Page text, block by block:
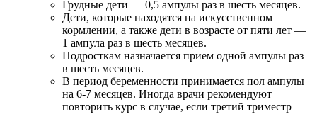
Грудные дети — 0,5 ампулы раз в шесть месяцев.
Дети, которые находятся на искусственном
кормлении, а также дети в возрасте от пяти лет —
1 ампула раз в шесть месяцев.
Подросткам назначается прием одной ампулы раз
в шесть месяцев.
В период беременности принимается пол ампулы
на 6-7 месяцев. Иногда врачи рекомендуют
повторить курс в случае, если третий триместр